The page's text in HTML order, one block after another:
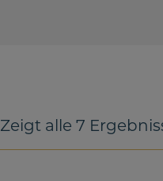
Zeigt alle 7